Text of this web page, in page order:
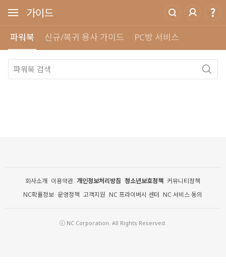
가이드
파워북 신규/복귀 용사 가이드 PC방 서비스
회사소개 이용약관 개인정보처리방침 청소년보호정책 커뮤니티정책
NC확률정보 운영정책 고객지원 NC 프라이버시 센터 NC 서비스 동의
ⓒ NC Corporation. All Rights Reserved.